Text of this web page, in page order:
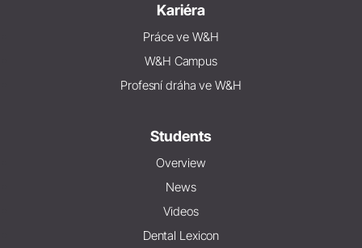
Kariéra
Práce ve W&H
W&H Campus
Profesní dráha ve W&H
Students
Overview
News
Videos
Dental Lexicon